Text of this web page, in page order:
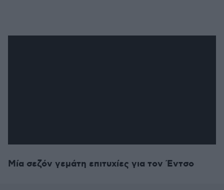
Μία σεζόν γεμάτη επιτυχίες για τον Έντσο